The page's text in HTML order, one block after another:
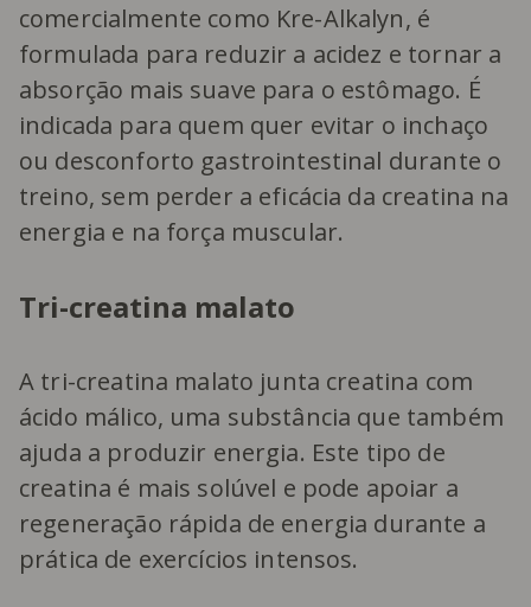
comercialmente como Kre-Alkalyn, é
formulada para reduzir a acidez e tornar a
absorção mais suave para o estômago. É
indicada para quem quer evitar o inchaço
ou desconforto gastrointestinal durante o
treino, sem perder a eficácia da creatina na
energia e na força muscular.
Tri-creatina malato
A tri-creatina malato junta creatina com
ácido málico, uma substância que também
ajuda a produzir energia. Este tipo de
creatina é mais solúvel e pode apoiar a
regeneração rápida de energia durante a
prática de exercícios intensos.